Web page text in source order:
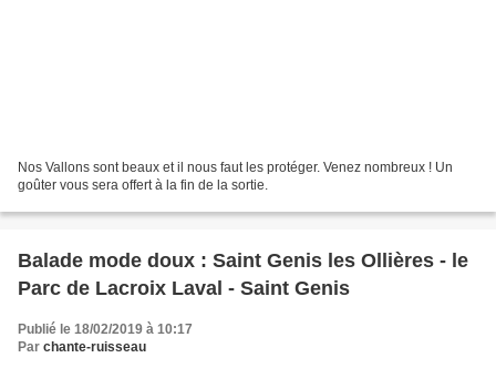
Nos Vallons sont beaux et il nous faut les protéger. Venez nombreux ! Un
goûter vous sera offert à la fin de la sortie.
Balade mode doux : Saint Genis les Ollières - le
Parc de Lacroix Laval - Saint Genis
Publié le 18/02/2019 à 10:17
Par chante-ruisseau